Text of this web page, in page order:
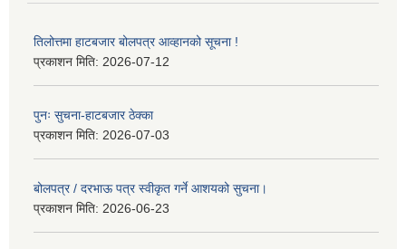
तिलोत्तमा हाटबजार बोलपत्र आव्हानको सूचना !
प्रकाशन मिति: 2026-07-12
पुनः सुचना-हाटबजार ठेक्का
प्रकाशन मिति: 2026-07-03
बोलपत्र / दरभाऊ पत्र स्वीकृत गर्ने आशयको सुचना।
प्रकाशन मिति: 2026-06-23